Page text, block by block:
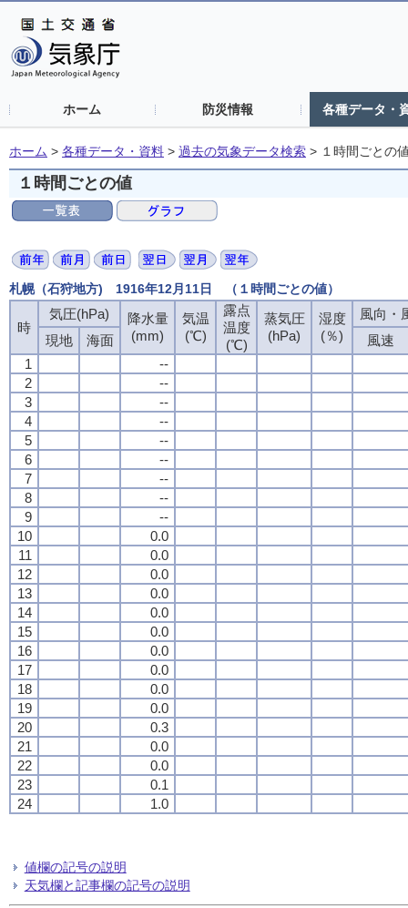
ホーム 防災情報 各種データ・
ホーム > 各種データ・資料 > 過去の気象データ検索 > １時間ごとの
１時間ごとの値
札幌（石狩地方) 1916年12月11日 （１時間ごとの値）
時
気圧(hPa)
降水量
(mm)
気温
(℃)
露点
温度
(℃)
蒸気圧
(hPa)
湿度
(％)
風向・
現地
海面
風速
1
--
2
--
3
--
4
--
5
--
6
--
7
--
8
--
9
--
10
0.0
11
0.0
12
0.0
13
0.0
14
0.0
15
0.0
16
0.0
17
0.0
18
0.0
19
0.0
20
0.3
21
0.0
22
0.0
23
0.1
24
1.0
値欄の記号の説明
天気欄と記事欄の記号の説明